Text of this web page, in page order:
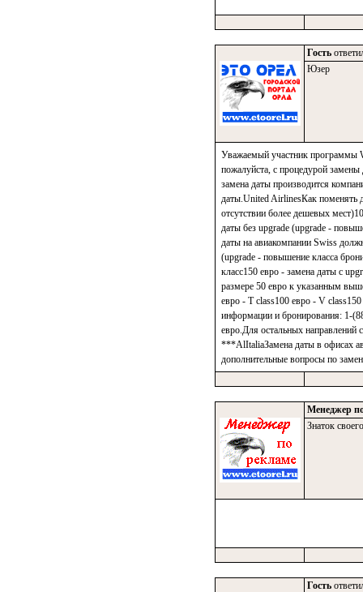
Гость
Юзер
Уважаемый участник программы
пожалуйста, с процедурой
замена даты производится
даты.United AirlinesКак поменять
отсутствии более дешевых
даты без upgrade (upgrade -
даты на авиакомпании Swiss
(upgrade - повышение класса
класс150 евро - замена даты с
размере 50 евро к указанным
евро - T class100 евро - V
информации и бронирования: 1-
евро.Для остальных
***AlItaliaЗамена даты в офисах
дополнительные вопросы по
Менеджер
Знаток
Гость